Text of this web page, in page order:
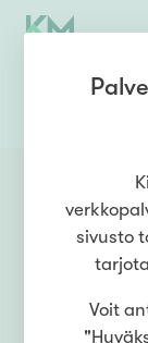
sivusto
Voit